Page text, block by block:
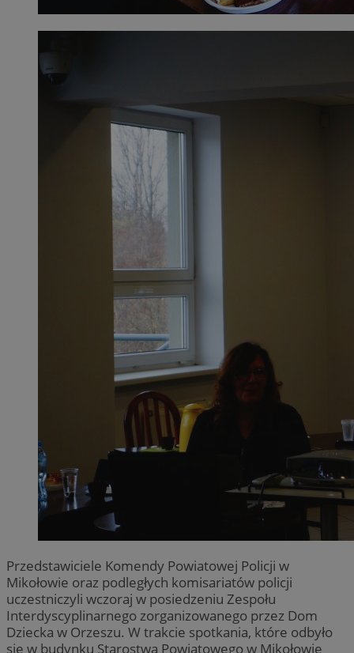
Przedstawiciele Komendy Powiatowej Policji w
Mikołowie oraz podległych komisariatów policji
uczestniczyli wczoraj w posiedzeniu Zespołu
Interdyscyplinarnego zorganizowanego przez Dom
Dziecka w Orzeszu. W trakcie spotkania, które odbyło
się w budynku Starostwa Powiatowego w Mikołowie